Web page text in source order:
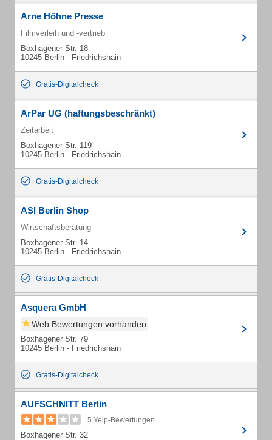
Arne Höhne Presse
Filmverleih und -vertrieb
Boxhagener Str. 18
10245 Berlin - Friedrichshain
Gratis-Digitalcheck
ArPar UG (haftungsbeschränkt)
Zeitarbeit
Boxhagener Str. 119
10245 Berlin - Friedrichshain
Gratis-Digitalcheck
ASI Berlin Shop
Wirtschaftsberatung
Boxhagener Str. 14
10245 Berlin - Friedrichshain
Gratis-Digitalcheck
Asquera GmbH
Web Bewertungen vorhanden
Boxhagener Str. 79
10245 Berlin - Friedrichshain
Gratis-Digitalcheck
AUFSCHNITT Berlin
5 Yelp-Bewertungen
Boxhagener Str. 32